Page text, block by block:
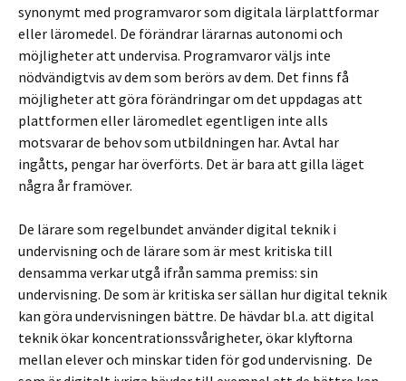
synonymt med programvaror som digitala lärplattformar
eller läromedel. De förändrar lärarnas autonomi och
möjligheter att undervisa. Programvaror väljs inte
nödvändigtvis av dem som berörs av dem. Det finns få
möjligheter att göra förändringar om det uppdagas att
plattformen eller läromedlet egentligen inte alls
motsvarar de behov som utbildningen har. Avtal har
ingåtts, pengar har överförts. Det är bara att gilla läget
några år framöver.
De lärare som regelbundet använder digital teknik i
undervisning och de lärare som är mest kritiska till
densamma verkar utgå ifrån samma premiss: sin
undervisning. De som är kritiska ser sällan hur digital teknik
kan göra undervisningen bättre. De hävdar bl.a. att digital
teknik ökar koncentrationssvårigheter, ökar klyftorna
mellan elever och minskar tiden för god undervisning. De